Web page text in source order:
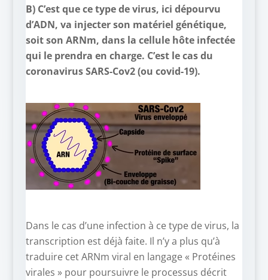
B) C’est que ce type de virus, ici dépourvu
d’ADN, va injecter son matériel génétique,
soit son ARNm, dans la cellule hôte infectée
qui le prendra en charge. C’est le cas du
coronavirus SARS-Cov2 (ou covid-19).
Dans le cas d’une infection à ce type de virus, la
transcription est déjà faite. Il n’y a plus qu’à
traduire cet ARNm viral en langage « Protéines
virales » pour poursuivre le processus décrit